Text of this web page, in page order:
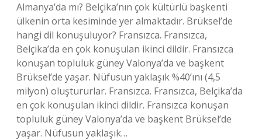
Almanya’da mı? Belçika’nın çok kültürlü başkenti
ülkenin orta kesiminde yer almaktadır. Brüksel’de
hangi dil konuşuluyor? Fransızca. Fransızca,
Belçika’da en çok konuşulan ikinci dildir. Fransızca
konuşan topluluk güney Valonya’da ve başkent
Brüksel’de yaşar. Nüfusun yaklaşık %40’ını (4,5
milyon) oluştururlar. Fransızca. Fransızca, Belçika’da
en çok konuşulan ikinci dildir. Fransızca konuşan
topluluk güney Valonya’da ve başkent Brüksel’de
yaşar. Nüfusun yaklaşık…